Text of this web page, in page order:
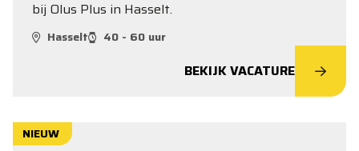
bij Olus Plus in Hasselt.
Hasselt 40 - 60 uur
BEKIJK VACATURE
NIEUW